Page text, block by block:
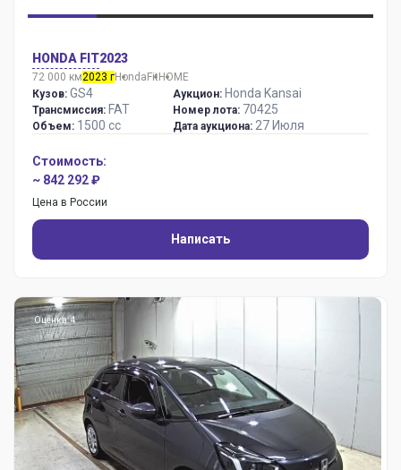
HONDA FIT2023
72 000 км2023 гHondaFitHOME
Кузов: GS4
Трансмиссия: FAT
Объем: 1500 сс
Аукцион: Honda Kansai
Номер лота: 70425
Дата аукциона: 27 Июля
Стоимость:
~ 842 292 ₽
Цена в России
Написать
Оценка: 4